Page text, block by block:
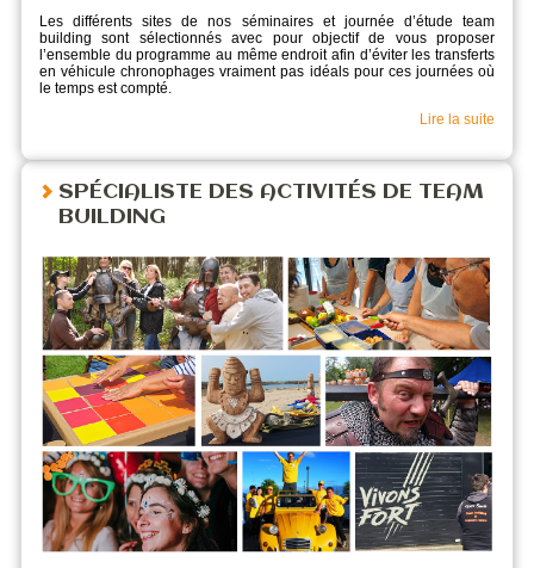
Les différents sites de nos séminaires et journée d’étude team
building sont sélectionnés avec pour objectif de vous proposer
l’ensemble du programme au même endroit afin d’éviter les transferts
en véhicule chronophages vraiment pas idéals pour ces journées où
le temps est compté.
Lire la suite
SPÉCIALISTE DES ACTIVITÉS DE TEAM
BUILDING